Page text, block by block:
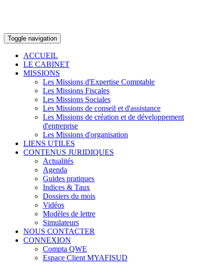
Toggle navigation
ACCUEIL
LE CABINET
MISSIONS
Les Missions d'Expertise Comptable
Les Missions Fiscales
Les Missions Sociales
Les Missions de conseil et d'assistance
Les Missions de création et de développement
d'entreprise
Les Missions d'organisation
LIENS UTILES
CONTENUS JURIDIQUES
Actualités
Agenda
Guides pratiques
Indices & Taux
Dossiers du mois
Vidéos
Modèles de lettre
Simulateurs
NOUS CONTACTER
CONNEXION
Compta QWE
Espace Client MYAFISUD